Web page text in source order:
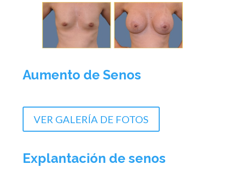
Aumento de Senos
VER GALERÍA DE FOTOS
Explantación de senos